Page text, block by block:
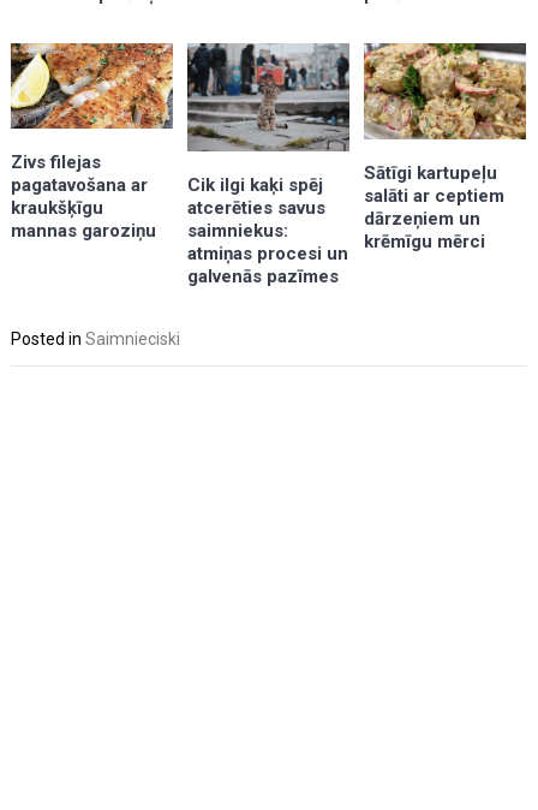
Zivs filejas
pagatavošana ar
kraukšķīgu
mannas garoziņu
Cik ilgi kaķi spēj
atcerēties savus
saimniekus:
atmiņas procesi un
galvenās pazīmes
Sātīgi kartupeļu
salāti ar ceptiem
dārzeņiem un
krēmīgu mērci
Posted inSaimnieciski